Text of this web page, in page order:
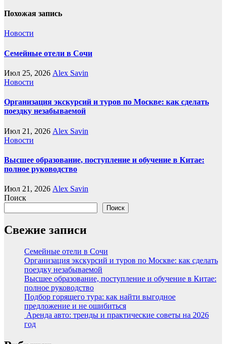
Похожая запись
Новости
Семейные отели в Сочи
Июл 25, 2026 Alex Savin
Новости
Организация экскурсий и туров по Москве: как сделать
поездку незабываемой
Июл 21, 2026 Alex Savin
Новости
Высшее образование, поступление и обучение в Китае:
полное руководство
Июл 21, 2026 Alex Savin
Поиск
Поиск
Свежие записи
Семейные отели в Сочи
Организация экскурсий и туров по Москве: как сделать
поездку незабываемой
Высшее образование, поступление и обучение в Китае:
полное руководство
Подбор горящего тура: как найти выгодное
предложение и не ошибиться
Аренда авто: тренды и практические советы на 2026
год